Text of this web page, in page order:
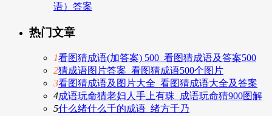
语）答案
热门文章
1看图猜成语(加答案) 500_看图猜成语及答案500
2猜成语图片答案_看图猜成语500个图片
3看图猜成语及图片大全_看图猜成语大全及答案
4成语玩命猜老妇人手上有珠_成语玩命猜900图解
5什么绪什么千的成语_绪方千乃